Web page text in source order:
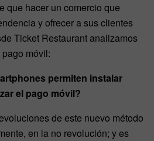
que hacer un comercio que
y ofrecer a sus clientes
Ticket Restaurant analizamos
móvil:
permiten instalar
el pago móvil?
de este nuevo método
en la no revolución; y es